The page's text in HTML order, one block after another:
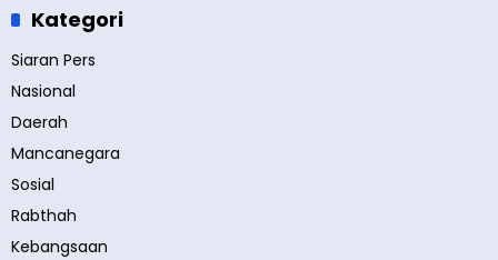
Kategori
Siaran Pers
Nasional
Daerah
Mancanegara
Sosial
Rabthah
Kebangsaan